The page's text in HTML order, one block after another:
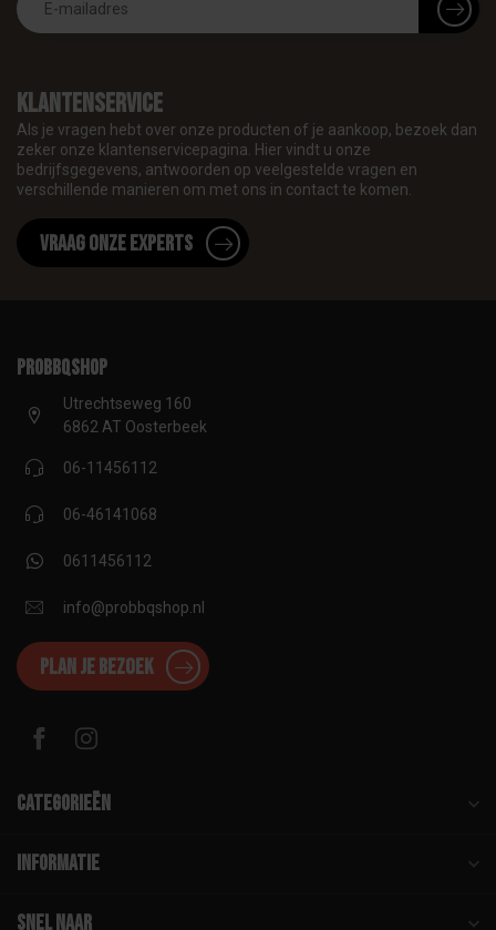
Klantenservice
Als je vragen hebt over onze producten of je aankoop, bezoek dan
zeker onze klantenservicepagina. Hier vindt u onze
bedrijfsgegevens, antwoorden op veelgestelde vragen en
verschillende manieren om met ons in contact te komen.
Vraag onze experts
proBBQshop
Utrechtseweg 160
6862 AT Oosterbeek
06-11456112
06-46141068
0611456112
info@probbqshop.nl
Plan je bezoek
Categorieën
Informatie
Snel naar